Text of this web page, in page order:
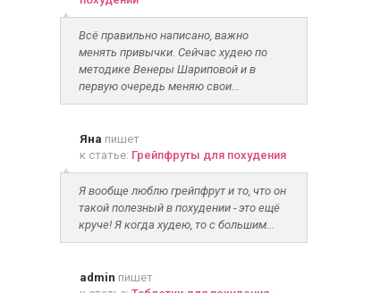
Всё правильно написано, важно
менять привычки. Сейчас худею по
методике Венеры Шариповой и в
первую очередь меняю свои...
Яна пишет
к статье: Грейпфруты для похудения
Я вообще люблю грейпфрут и то, что он
такой полезный в похудении - это ещё
круче! Я когда худею, то с большим...
admin пишет